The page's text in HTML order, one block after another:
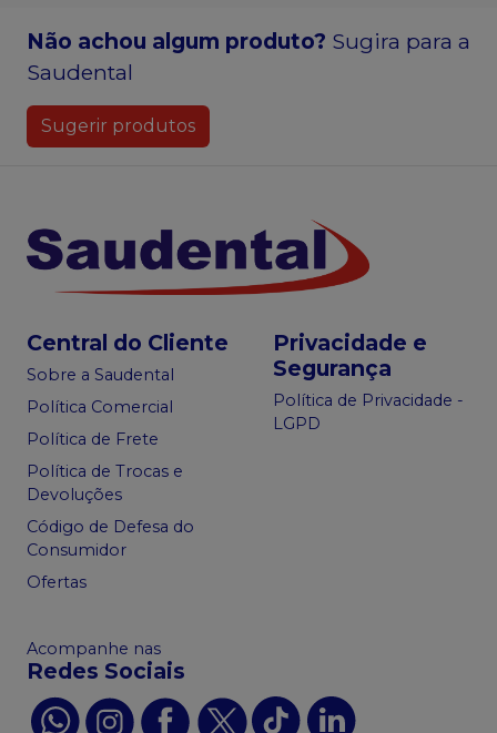
Não achou algum produto? Sugira para a
Saudental
Sugerir produtos
Central do Cliente
Sobre a Saudental
Política Comercial
Política de Frete
Política de Trocas e
Devoluções
Código de Defesa do
Consumidor
Ofertas
Privacidade e
Segurança
Política de Privacidade -
LGPD
Acompanhe nas
Redes Sociais